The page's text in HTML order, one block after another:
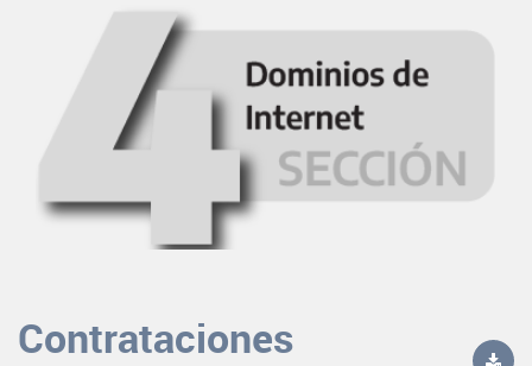
Contrataciones